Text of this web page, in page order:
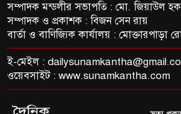
সম্পাদক মন্ডলীর সভাপতি : মো. জিয়াউল হক
সম্পাদক ও প্রকাশক : বিজন সেন রায়
বার্তা ও বাণিজ্যিক কার্যালয় : মোক্তারপাড়া
ই-মেইল :
ওয়েবসাইট : www.sunamkantha.com